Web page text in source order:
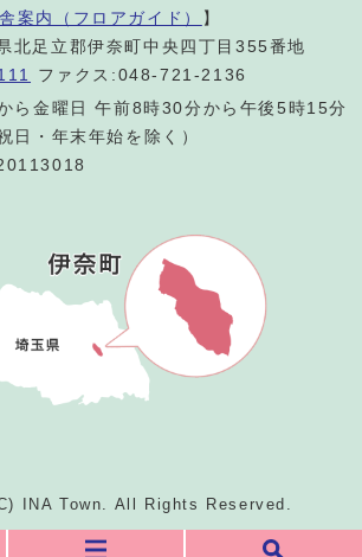
案内（フロアガイド） 】
北足立郡伊奈町中央四丁目355番地
ファクス:048-721-2136
ら金曜日 午前8時30分から午後5時15分
日・年末年始を除く）
INA Town. All Rights Reserved.